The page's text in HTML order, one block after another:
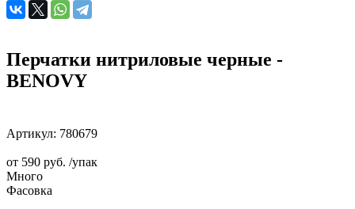
Перчатки нитриловые черные -
BENOVY
Артикул: 780679
от 590 руб. /упак
Много
Фасовка